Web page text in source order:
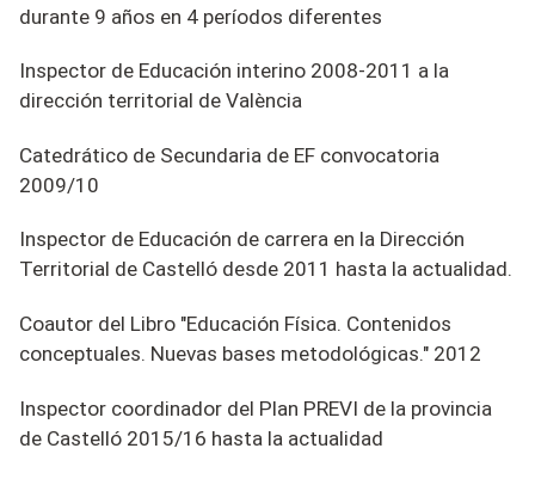
durante 9 años en 4 períodos diferentes
Inspector de Educación interino 2008-2011 a la
dirección territorial de València
Catedrático de Secundaria de EF convocatoria
2009/10
Inspector de Educación de carrera en la Dirección
Territorial de Castelló desde 2011 hasta la actualidad.
Coautor del Libro "Educación Física. Contenidos
conceptuales. Nuevas bases metodológicas." 2012
Inspector coordinador del Plan PREVI de la provincia
de Castelló 2015/16 hasta la actualidad